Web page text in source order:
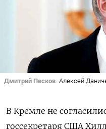
Дмитрий Песков Алексей
В Кремле не
госсекретаря США